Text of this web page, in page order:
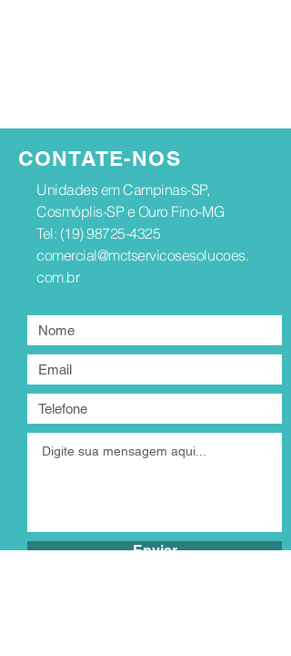
CONTATE-NOS
Unidades em Campinas-SP,
Cosmóplis-SP e Ouro Fino-MG
Tel: (19) 98725-4325
comercial@mctservicosesolucoes.
com.br
Enviar